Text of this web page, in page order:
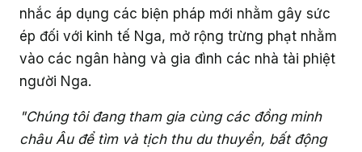
nhắc áp dụng các biện pháp mới nhằm gây sức
ép đối với kinh tế Nga, mở rộng trừng phạt nhằm
vào các ngân hàng và gia đình các nhà tài phiệt
người Nga.
"Chúng tôi đang tham gia cùng các đồng minh
châu Âu để tìm và tịch thu du thuyền, bất động